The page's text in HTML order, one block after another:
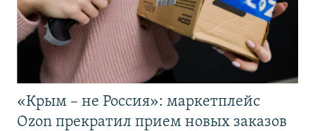
«Крым – не Россия»: маркетплейс
Ozon прекратил прием новых заказов